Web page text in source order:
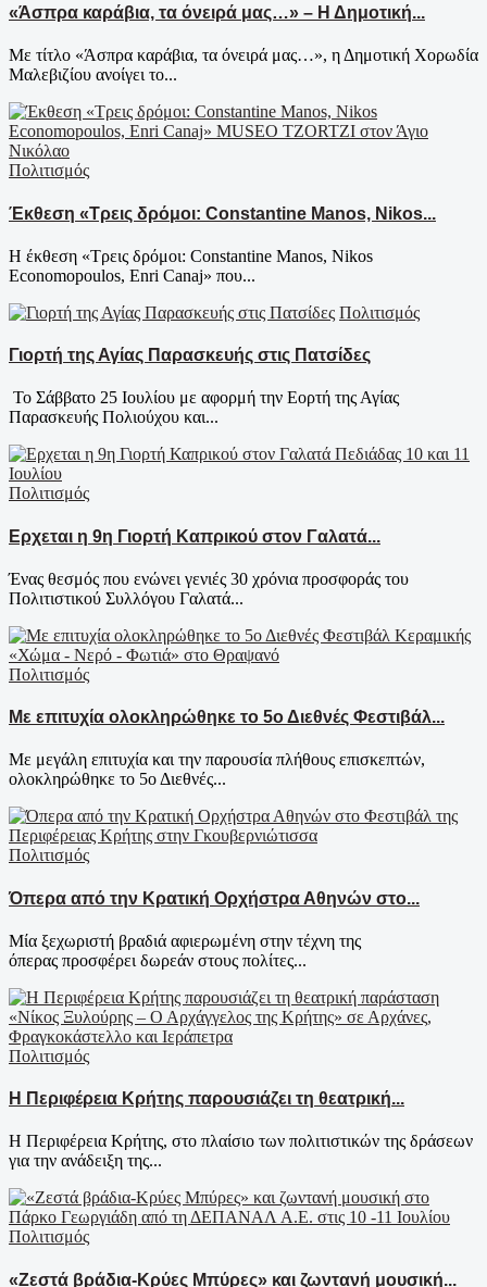
«Άσπρα καράβια, τα όνειρά μας…» – Η Δημοτική...
Με τίτλο «Άσπρα καράβια, τα όνειρά μας…», η Δημοτική Χορωδία
Μαλεβιζίου ανοίγει το...
Πολιτισμός
Έκθεση «Τρεις δρόμοι: Constantine Manos, Nikos...
Η έκθεση «Τρεις δρόμοι: Constantine Manos, Nikos
Economopoulos, Enri Canaj» που...
Πολιτισμός
Γιορτή της Αγίας Παρασκευής στις Πατσίδες
Το Σάββατο 25 Ιουλίου με αφορμή την Εορτή της Αγίας
Παρασκευής Πολιούχου και...
Πολιτισμός
Ερχεται η 9η Γιορτή Καπρικού στον Γαλατά...
Ένας θεσμός που ενώνει γενιές 30 χρόνια προσφοράς του
Πολιτιστικού Συλλόγου Γαλατά...
Πολιτισμός
Με επιτυχία ολοκληρώθηκε το 5ο Διεθνές Φεστιβάλ...
Με μεγάλη επιτυχία και την παρουσία πλήθους επισκεπτών,
ολοκληρώθηκε το 5ο Διεθνές...
Πολιτισμός
Όπερα από την Κρατική Ορχήστρα Αθηνών στο...
Μία ξεχωριστή βραδιά αφιερωμένη στην τέχνη της
όπερας προσφέρει δωρεάν στους πολίτες...
Πολιτισμός
Η Περιφέρεια Κρήτης παρουσιάζει τη θεατρική...
Η Περιφέρεια Κρήτης, στο πλαίσιο των πολιτιστικών της δράσεων
για την ανάδειξη της...
Πολιτισμός
«Ζεστά βράδια-Κρύες Μπύρες» και ζωντανή μουσική...